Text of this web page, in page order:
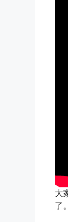
大
了